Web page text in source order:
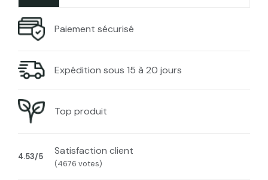
Paiement sécurisé
Expédition sous 15 à 20 jours
Top produit
4.53/5 Satisfaction client
(4676 votes)